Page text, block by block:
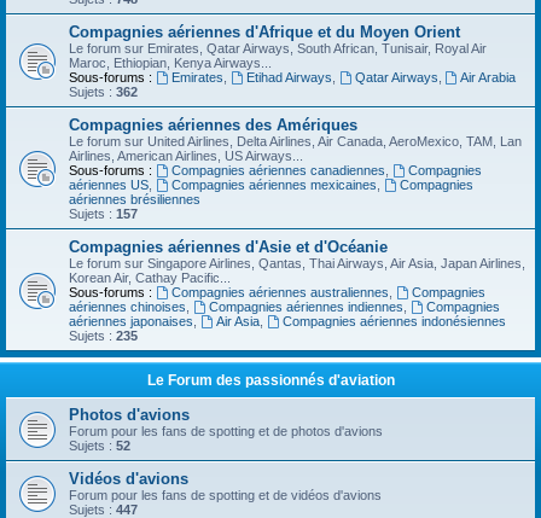
Compagnies aériennes d'Afrique et du Moyen Orient
Le forum sur Emirates, Qatar Airways, South African, Tunisair, Royal Air
Maroc, Ethiopian, Kenya Airways...
Sous-forums :
Emirates Etihad Airways Qatar Airways
Air Arabia
Sujets : 362
Compagnies aériennes des Amériques
Le forum sur United Airlines, Delta Airlines, Air Canada, AeroMexico, TAM, Lan
Airlines, American Airlines, US Airways...
Sous-forums :
Compagnies aériennes canadiennes
Compagnies
aériennes US
Compagnies aériennes mexicaines
Compagnies
aériennes brésiliennes
Sujets : 157
Compagnies aériennes d'Asie et d'Océanie
Le forum sur Singapore Airlines, Qantas, Thai Airways, Air Asia, Japan Airlines,
Korean Air, Cathay Pacific...
Sous-forums :
Compagnies aériennes australiennes
Compagnies
aériennes chinoises
Compagnies aériennes indiennes
Compagnies
aériennes japonaises
Air Asia,
Compagnies aériennes indonésiennes
Sujets : 235
Le Forum des passionnés d'aviation
Photos d'avions
Forum pour les fans de spotting et de photos d'avions
Sujets : 52
Vidéos d'avions
Forum pour les fans de spotting et de vidéos d'avions
Sujets : 447